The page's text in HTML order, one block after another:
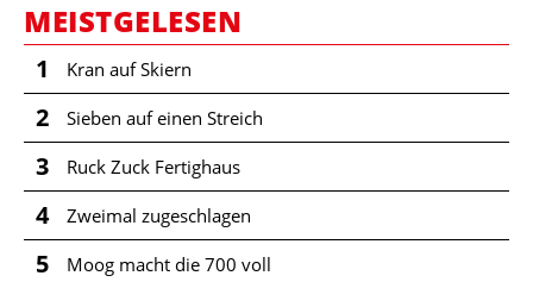
MEISTGELESEN
1 Kran auf Skiern
2 Sieben auf einen Streich
3 Ruck Zuck Fertighaus
4 Zweimal zugeschlagen
5 Moog macht die 700 voll